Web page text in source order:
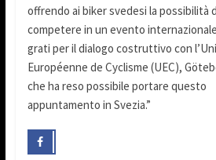
offrendo ai biker svedesi la possibilità
competere in un evento
grati per il dialogo costruttivo con
Européenne de Cyclisme (UEC),
che ha reso possibile portare questo
appuntamento in Svezia.”